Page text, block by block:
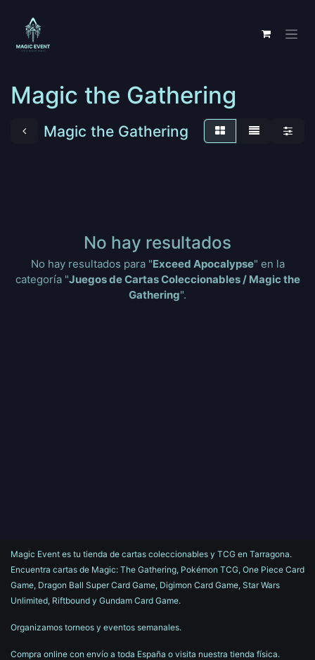
Magic the Gathering
Magic the Gathering
No hay resultados
No hay resultados para "Exceed Apocalypse" en la
categoría "Juegos de Cartas Coleccionables / Magic the
Gathering".
Magic Event es tu tienda de cartas coleccionables y TCG en Tarragona.
Encuentra cartas de Magic: The Gathering, Pokémon TCG, One Piece Card
Game, Dragon Ball Super Card Game, Digimon Card Game, Star Wars
Unlimited, Riftbound y Gundam Card Game.
Organizamos torneos y eventos semanales.
Compra online con envío a toda España o visita nuestra tienda física.